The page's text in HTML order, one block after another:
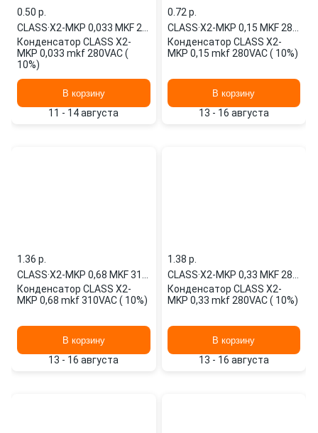
0.50 p.
CLASS·
Конденсатор CLASS X2-
MKP 0,033 mkf 280VAC (
10%)
В корзину
11 - 14 августа
0.72 p.
CLASS·
Конденсатор CLASS X2-
MKP 0,15 mkf 280VAC ( 10%)
В корзину
13 - 16 августа
1.36 p.
CLASS·
Конденсатор CLASS X2-
MKP 0,68 mkf 310VAC ( 10%)
В корзину
13 - 16 августа
1.38 p.
CLASS·
Конденсатор CLASS X2-
MKP 0,33 mkf 280VAC ( 10%)
В корзину
13 - 16 августа